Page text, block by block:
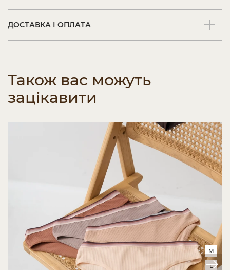
ДОСТАВКА І ОПЛАТА
Також вас можуть
зацікавити
M
L